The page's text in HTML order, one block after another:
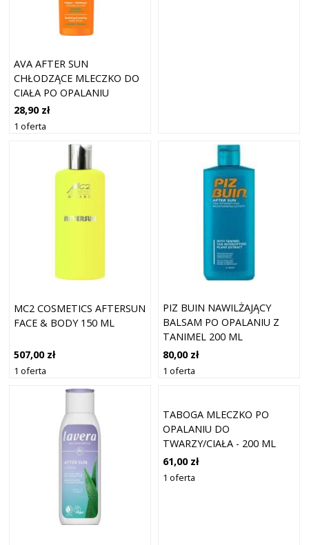
AVA AFTER SUN
CHŁODZĄCE MLECZKO DO
CIAŁA PO OPALANIU
PANTHENOL 5% 200ML
28,90 zł
1 oferta
MC2 COSMETICS AFTERSUN
FACE & BODY 150 ML
507,00 zł
1 oferta
PIZ BUIN NAWILŻAJĄCY
BALSAM PO OPALANIU Z
TANIMEL 200 ML
80,00 zł
1 oferta
TABOGA MLECZKO PO
OPALANIU DO
TWARZY/CIAŁA - 200 ML
61,00 zł
1 oferta